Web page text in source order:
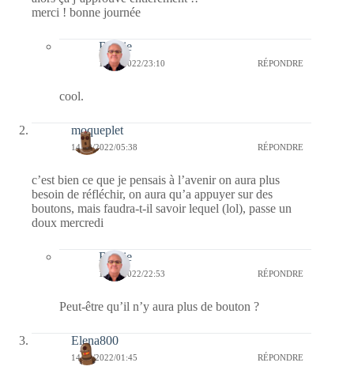
merci ! bonne journée
Bernie
15/12/2022/23:10 RÉPONDRE
cool.
moqueplet
14/12/2022/05:38 RÉPONDRE
c’est bien ce que je pensais à l’avenir on aura plus
besoin de réfléchir, on aura qu’a appuyer sur des
boutons, mais faudra-t-il savoir lequel (lol), passe un
doux mercredi
Bernie
14/12/2022/22:53 RÉPONDRE
Peut-être qu’il n’y aura plus de bouton ?
Elena800
14/12/2022/01:45 RÉPONDRE